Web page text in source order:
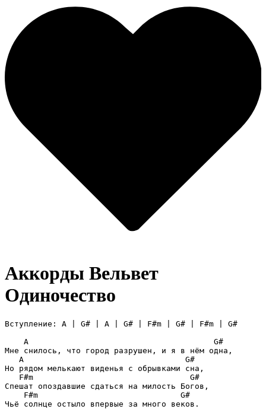
Аккорды Вельвет
Одиночество
Вступление: A | G# | A | G# | F#m | G# | F#m | G#
    A                                       G#
Мне снилось, что город разрушен, и я в нём одна,
   A                                  G#
Но рядом мелькают виденья с обрывками сна,
   F#m                                 G#
Спешат опоздавшие сдаться на милость Богов,
    F#m                              G#
Чьё солнце остыло впервые за много веков.